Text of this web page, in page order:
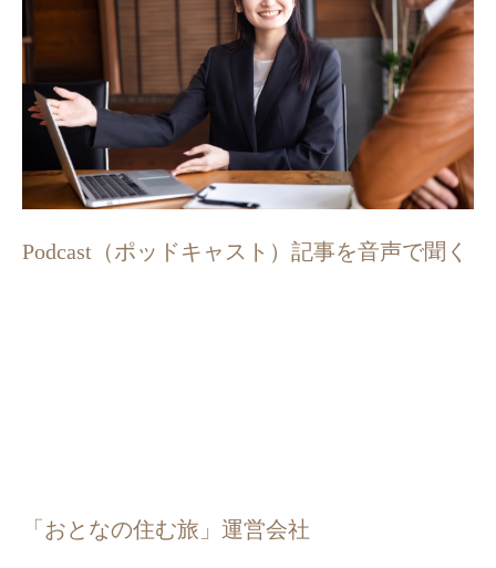
Podcast（ポッドキャスト）記事を音声で聞く
「おとなの住む旅」運営会社